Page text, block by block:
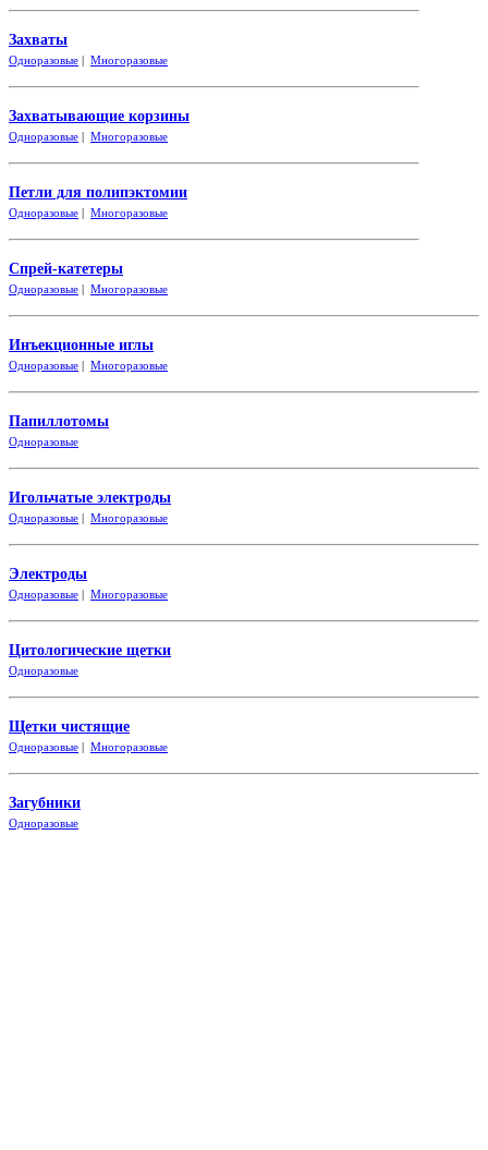
Захваты
Одноразовые | Многоразовые
Захватывающие корзины
Одноразовые | Многоразовые
Петли для полипэктомии
Одноразовые | Многоразовые
Спрей-катетеры
Одноразовые | Многоразовые
Инъекционные иглы
Одноразовые | Многоразовые
Папиллотомы
Одноразовые
Игольчатые электроды
Одноразовые | Многоразовые
Электроды
Одноразовые | Многоразовые
Цитологические щетки
Одноразовые
Щетки чистящие
Одноразовые | Многоразовые
Загубники
Одноразовые